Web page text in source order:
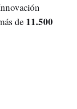
de 11.500